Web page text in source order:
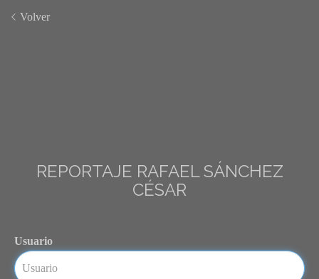
Volver
REPORTAJE RAFAEL SÁNCHEZ
CÉSAR
Usuario